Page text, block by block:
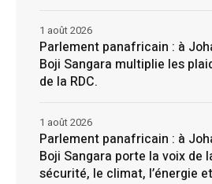
Parlement panafricain : à
Boji Sangara multiplie les
de la RDC.
1 août 2026
Parlement panafricain : à
Boji Sangara porte la voix de
sécurité, le climat, l’énergie
1 août 2026